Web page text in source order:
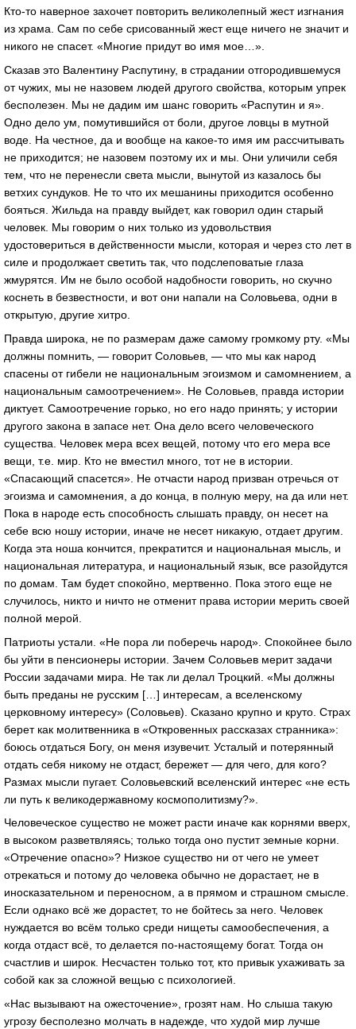
Кто-то наверное захочет повторить великолепный жест изгнания
из храма. Сам по себе срисованный жест еще ничего не значит и
никого не спасет. «Многие придут во имя мое…».
Сказав это Валентину Распутину, в страдании отгородившемуся
от чужих, мы не назовем людей другого свойства, которым упрек
бесполезен. Мы не дадим им шанс говорить «Распутин и я».
Одно дело ум, помутившийся от боли, другое ловцы в мутной
воде. На честное, да и вообще на какое-то имя им рассчитывать
не приходится; не назовем поэтому их и мы. Они уличили себя
тем, что не перенесли света мысли, вынутой из казалось бы
ветхих сундуков. Не то что их мешанины приходится особенно
бояться. Жильда на правду выйдет, как говорил один старый
человек. Мы говорим о них только из удовольствия
удостовериться в действенности мысли, которая и через сто лет в
силе и продолжает светить так, что подслеповатые глаза
жмурятся. Им не было особой надобности говорить, но скучно
коснеть в безвестности, и вот они напали на Соловьева, одни в
открытую, другие хитро.
Правда широка, не по размерам даже самому громкому рту. «Мы
должны помнить, — говорит Соловьев, — что мы как народ
спасены от гибели не национальным эгоизмом и самомнением, а
национальным самоотречением». Не Соловьев, правда истории
диктует. Самоотречение горько, но его надо принять; у истории
другого закона в запасе нет. Она дело всего человеческого
существа. Человек мера всех вещей, потому что его мера все
вещи, т.е. мир. Кто не вместил много, тот не в истории.
«Спасающий спасется». Не отчасти народ призван отречься от
эгоизма и самомнения, а до конца, в полную меру, на да или нет.
Пока в народе есть способность слышать правду, он несет на
себе всю ношу истории, иначе не несет никакую, отдает другим.
Когда эта ноша кончится, прекратится и национальная мысль, и
национальная литература, и национальный язык, все разойдутся
по домам. Там будет спокойно, мертвенно. Пока этого еще не
случилось, никто и ничто не отменит права истории мерить своей
полной мерой.
Патриоты устали. «Не пора ли поберечь народ». Спокойнее было
бы уйти в пенсионеры истории. Зачем Соловьев мерит задачи
России задачами мира. Не так ли делал Троцкий. «Мы должны
быть преданы не русским […] интересам, а вселенскому
церковному интересу» (Соловьев). Сказано крупно и круто. Страх
берет как молитвенника в «Откровенных рассказах странника»:
боюсь отдаться Богу, он меня изувечит. Усталый и потерянный
отдать себя никому не отдаст, бережет — для чего, для кого?
Размах мысли пугает. Соловьевский вселенский интерес «не есть
ли путь к великодержавному космополитизму?».
Человеческое существо не может расти иначе как корнями вверх,
в высоком разветвляясь; только тогда оно пустит земные корни.
«Отречение опасно»? Низкое существо ни от чего не умеет
отрекаться и потому до человека обычно не дорастает, не в
иносказательном и переносном, а в прямом и страшном смысле.
Если однако всё же дорастет, то не бойтесь за него. Человек
нуждается во всём только среди нищеты самообеспечения, а
когда отдаст всё, то делается по-настоящему богат. Тогда он
счастлив и широк. Несчастен только тот, кто привык ухаживать за
собой как за сложной вещью с психологией.
«Нас вызывают на ожесточение», грозят нам. Но слыша такую
угрозу бесполезно молчать в надежде, что худой мир лучше